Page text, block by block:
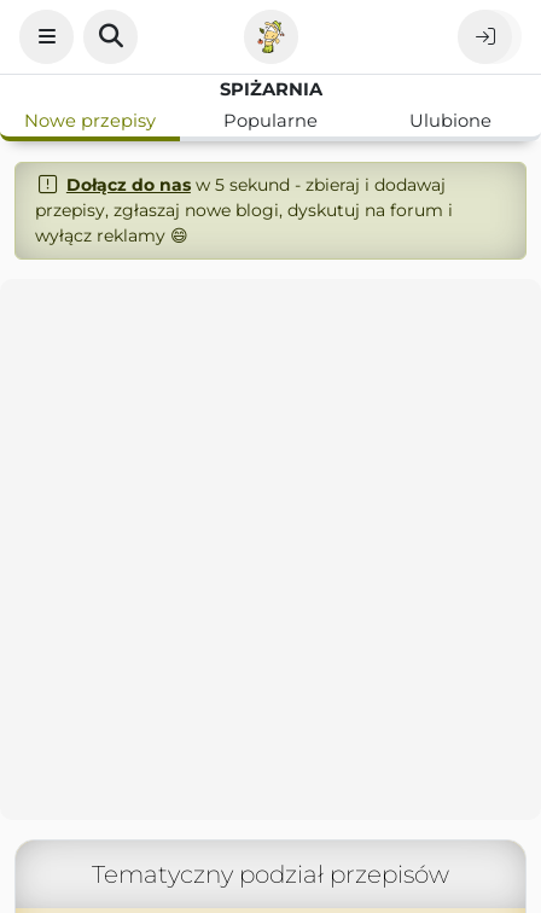
SPIŻARNIA
Nowe przepisy
Popularne Ulubione
Dołącz do nasw 5 sekund - zbieraj i dodawaj
przepisy, zgłaszaj nowe blogi, dyskutuj na forum i
wyłącz reklamy 😄
Tematyczny podział przepisów